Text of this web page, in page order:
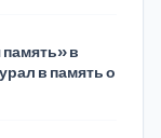
в
в память о